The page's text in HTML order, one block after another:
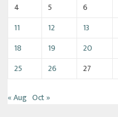
4
5 6
11
12 13
18
19 20
25
26 27
« Aug Oct »